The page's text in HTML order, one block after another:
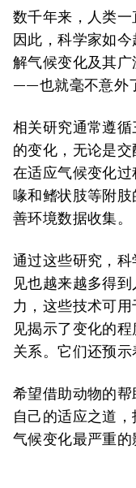
数千年来，人类一
因此，科学家如
解气候变化及其
——也就毫不意外
相关研究通常遵
的变化，无论是
在适应气候变化
喙和鳍状肢等附
善环境数据收集。
通过这些研究，
见也越来越多得
力，这些技术可
见揭示了变化的
关系。它们还预示
希望借助动物的帮
自己的适应之道
气候变化最严重的